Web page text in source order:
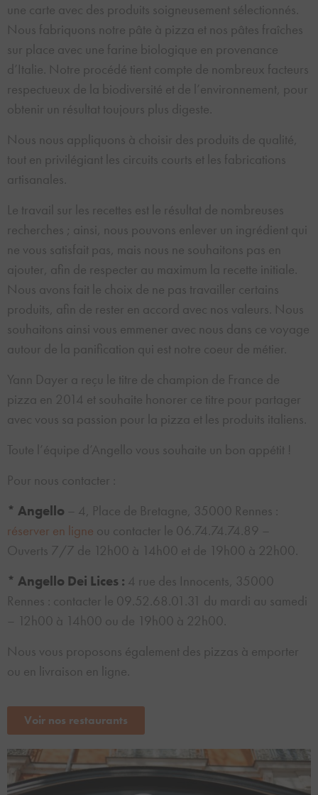
une carte avec des produits soigneusement sélectionnés.
Nous fabriquons notre pâte à pizza et nos pâtes fraîches
sur place avec une farine biologique en provenance
d’Italie. Notre procédé tient compte de nombreux facteurs
respectueux de la biodiversité et de l’environnement, pour
obtenir un résultat toujours plus digeste.
Nous nous appliquons à choisir des produits de qualité,
tout en privilégiant les circuits courts et les fabrications
artisanales.
Le travail sur les recettes est le résultat de nombreuses
recherches ; ainsi, nous pouvons enlever un ingrédient qui
ne vous satisfait pas, mais nous ne souhaitons pas en
ajouter, afin de respecter au maximum la recette initiale.
Nous avons fait le choix de ne pas travailler certains
produits, afin de rester en accord avec nos valeurs. Nous
souhaitons ainsi vous emmener avec nous dans ce voyage
autour de la panification qui est notre coeur de métier.
Yann Dayer a reçu le titre de champion de France de
pizza en 2014 et souhaite honorer ce titre pour partager
avec vous sa passion pour la pizza et les produits italiens.
Toute l’équipe d’Angello vous souhaite un bon appétit !
Pour nous contacter :
* Angello – 4, Place de Bretagne, 35000 Rennes :
réserver en ligne ou contacter le 06.74.74.74.89 –
Ouverts 7/7 de 12h00 à 14h00 et de 19h00 à 22h00.
* Angello Dei Lices : 4 rue des Innocents, 35000
Rennes : contacter le 09.52.68.01.31 du mardi au samedi
– 12h00 à 14h00 ou de 19h00 à 22h00.
Nous vous proposons également des pizzas à emporter
ou en livraison en ligne.
Voir nos restaurants